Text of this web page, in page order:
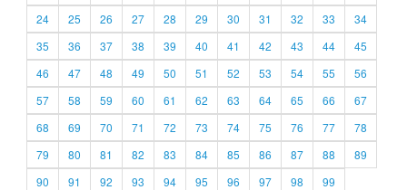
24
25 26 27 28 29 30 31 32 33
34
35
36 37 38 39 40 41 42 43 44
45
46
47 48 49 50 51 52 53 54 55
56
57
58 59 60 61 62 63 64 65 66
67
68
69 70 71 72 73 74 75 76 77
78
79
80 81 82 83 84 85 86 87 88
89
90
91 92 93 94 95 96 97 98
99